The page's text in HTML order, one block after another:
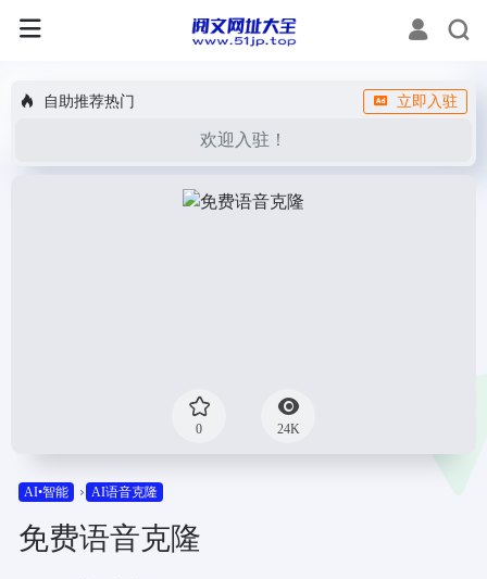
自助推荐热门 立即入驻
欢迎入驻！
0 24K
AI•智能 AI语音克隆
免费语音克隆